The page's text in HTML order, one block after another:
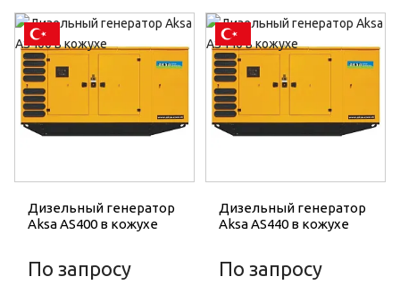
Дизельный генератор
Aksa AS400 в кожухе
По запросу
Дизельный генератор
Aksa AS440 в кожухе
По запросу